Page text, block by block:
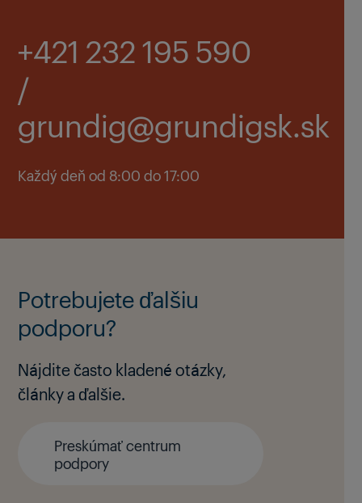
+421 232 195 590
/
grundig@grundigsk.sk
Každý deň od 8:00 do 17:00
Potrebujete ďalšiu
podporu?
Nájdite často kladené otázky,
články a ďalšie.
Preskúmať centrum
podpory